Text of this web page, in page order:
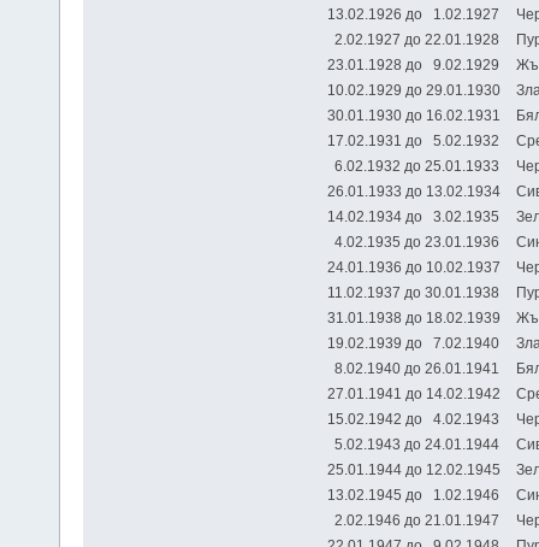
13.02.1926 до 1.02.1927
2.02.1927 до 22.01.1928
23.01.1928 до 9.02.1929
10.02.1929 до 29.01.1930
30.01.1930 до 16.02.1931
17.02.1931 до 5.02.1932
6.02.1932 до 25.01.1933
26.01.1933 до 13.02.1934
14.02.1934 до 3.02.1935
4.02.1935 до 23.01.1936
24.01.1936 до 10.02.1937
11.02.1937 до 30.01.1938
31.01.1938 до 18.02.1939
19.02.1939 до 7.02.1940
8.02.1940 до 26.01.1941
27.01.1941 до 14.02.1942
15.02.1942 до 4.02.1943
5.02.1943 до 24.01.1944
25.01.1944 до 12.02.1945
13.02.1945 до 1.02.1946
2.02.1946 до 21.01.1947